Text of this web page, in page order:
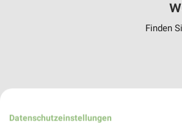
Finden
Datenschutzeinstellungen